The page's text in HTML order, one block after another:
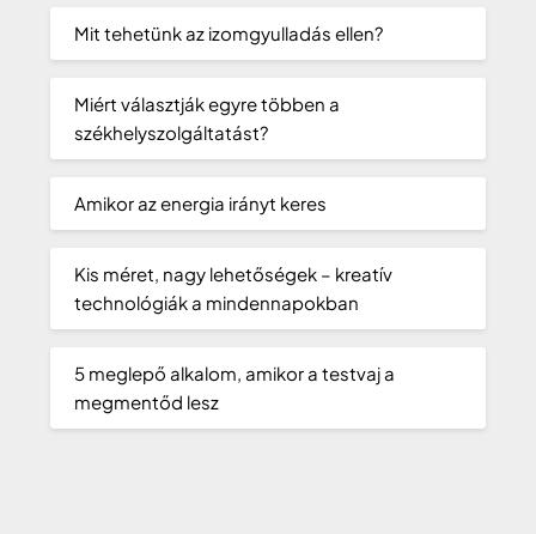
Mit tehetünk az izomgyulladás ellen?
Miért választják egyre többen a
székhelyszolgáltatást?
Amikor az energia irányt keres
Kis méret, nagy lehetőségek – kreatív
technológiák a mindennapokban
5 meglepő alkalom, amikor a testvaj a
megmentőd lesz